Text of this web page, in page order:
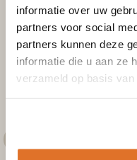
informatie over uw
partners voor social
partners kunnen deze
informatie die u aan ze
verzameld op basis
Excl. btw
€9,18